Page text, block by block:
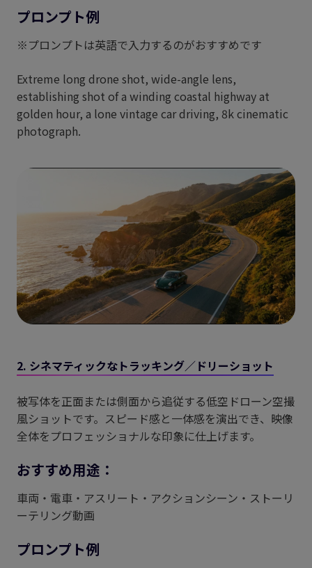
プロンプト例
※プロンプトは英語で入力するのがおすすめです
Extreme long drone shot, wide-angle lens,
establishing shot of a winding coastal highway at
golden hour, a lone vintage car driving, 8k cinematic
photograph.
2. シネマティックなトラッキング／ドリーショット
被写体を正面または側面から追従する低空ドローン空撮
風ショットです。スピード感と一体感を演出でき、映像
全体をプロフェッショナルな印象に仕上げます。
おすすめ用途：
車両・電車・アスリート・アクションシーン・ストーリ
ーテリング動画
プロンプト例